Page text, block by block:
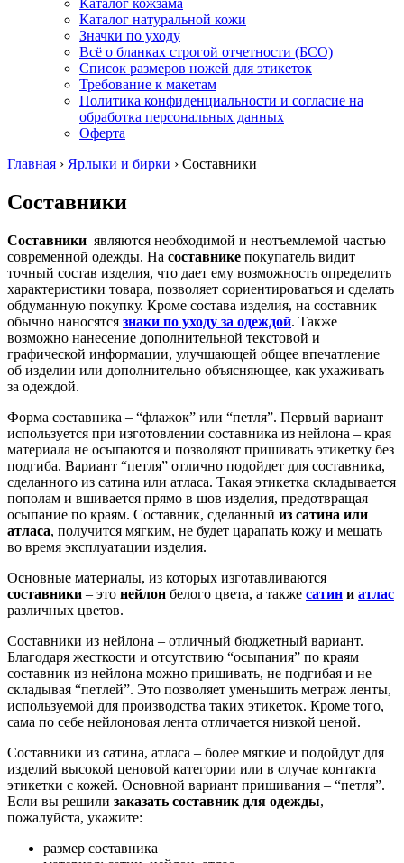
Каталог кожзама
Каталог натуральной кожи
Значки по уходу
Всё о бланках строгой отчетности (БСО)
Список размеров ножей для этикеток
Требование к макетам
Политика конфиденциальности и согласие на
обработка персональных данных
Оферта
Главная › Ярлыки и бирки › Составники
Составники
Составники являются необходимой и неотъемлемой частью
современной одежды. На составнике покупатель видит
точный состав изделия, что дает ему возможность определить
характеристики товара, позволяет сориентироваться и сделать
обдуманную покупку. Кроме состава изделия, на составник
обычно наносятся знаки по уходу за одеждой. Также
возможно нанесение дополнительной текстовой и
графической информации, улучшающей общее впечатление
об изделии или дополнительно объясняющее, как ухаживать
за одеждой.
Форма составника – “флажок” или “петля”. Первый вариант
используется при изготовлении составника из нейлона – края
материала не осыпаются и позволяют пришивать этикетку без
подгиба. Вариант “петля” отлично подойдет для составника,
сделанного из сатина или атласа. Такая этикетка складывается
пополам и вшивается прямо в шов изделия, предотвращая
осыпание по краям. Составник, сделанный из сатина или
атласа, получится мягким, не будет царапать кожу и мешать
во время эксплуатации изделия.
Основные материалы, из которых изготавливаются
составники – это нейлон белого цвета, а также сатин и атлас
различных цветов.
Составники из нейлона – отличный бюджетный вариант.
Благодаря жесткости и отсутствию “осыпания” по краям
составник из нейлона можно пришивать, не подгибая и не
складывая “петлей”. Это позволяет уменьшить метраж ленты,
используемой для производства таких этикеток. Кроме того,
сама по себе нейлоновая лента отличается низкой ценой.
Составники из сатина, атласа – более мягкие и подойдут для
изделий высокой ценовой категории или в случае контакта
этикетки с кожей. Основной вариант пришивания – “петля”.
Если вы решили заказать составник для одежды,
пожалуйста, укажите:
размер составника